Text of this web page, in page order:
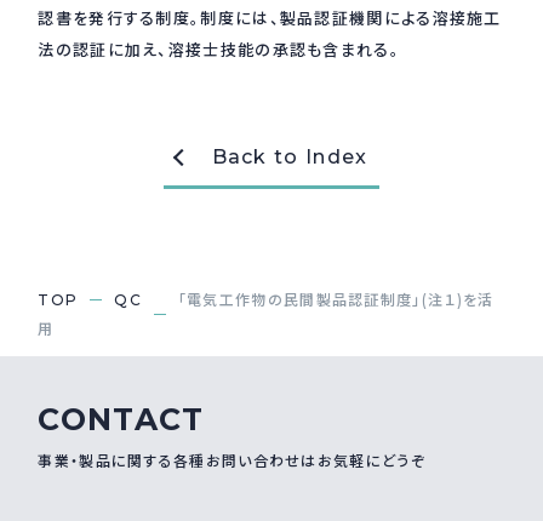
認書を発行する制度。制度には、製品認証機関による溶接施工
法の認証に加え、溶接士技能の承認も含まれる。
Back to Index
TOP QC
「電気工作物の民間製品認証制度」(注１)を活
用
CONTACT
事業・製品に関する各種お問い合わせはお気軽にどうぞ